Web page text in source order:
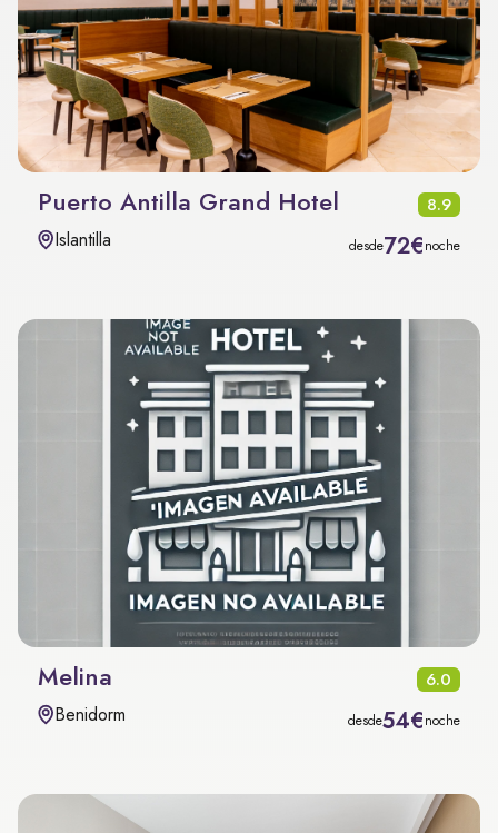
Puerto Antilla Grand Hotel 8.9
Islantilla desde72€noche
Melina 6.0
Benidorm desde54€noche